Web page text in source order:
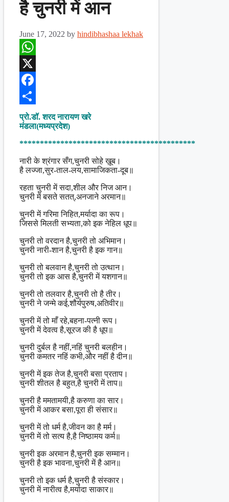
है चुनरी में आन
June 17, 2022 by hindibhashaa lekhak
WhatsApp
X
Facebook
Share
प्रो.डॉ. शरद नारायण खरे
मंडला(मध्यप्रदेश)
*******************************************
नारी के श्रंगार सँग,चुनरी सोहे ख़ूब।
है लज्जा,सुर-ताल-लय,सामाजिकता-दूब॥
रहता चुनरी में सदा,शील और निज आन।
चुनरी में बसते सतत्,अनजाने अरमान॥
चुनरी में गरिमा निहित,मर्यादा का रूप।
जिससे मिलती सभ्यता,को इक नेहिल धूप॥
चुनरी तो वरदान है,चुनरी तो अभिमान।
चुनरी नारी-शान है,चुनरी है इक गान॥
चुनरी तो बलवान है,चुनरी तो उत्थान।
चुनरी तो इक आस है,चुनरी में यशगान॥
चुनरी तो तलवार है,चुनरी तो है तीर।
चुनरी ने जन्मे कई,शौर्यपुरुष,अतिवीर॥
चुनरी में तो माँ रहे,बहना-पत्नी रूप।
चुनरी में देवत्व है,सूरज की है धूप॥
चुनरी दुर्बल है नहीं,नहिं चुनरी बलहीन।
चुनरी कमतर नहिं कभी,और नहीं है दीन॥
चुनरी में इक तेज है,चुनरी बसा प्रताप।
चुनरी शीतल है बहुत,है चुनरी में ताप॥
चुनरी है ममतामयी,है करुणा का सार।
चुनरी में आकर बसा,पूरा ही संसार॥
चुनरी में तो धर्म है,जीवन का है मर्म।
चुनरी में तो सत्य है,है निष्ठामय कर्म॥
चुनरी इक अरमान है,चुनरी इक सम्मान।
चुनरी है इक भावना,चुनरी में है आन॥
चुनरी तो इक धर्म है,चुनरी है संस्कार।
चुनरी में नारीत्व है,मर्यादा साकार॥